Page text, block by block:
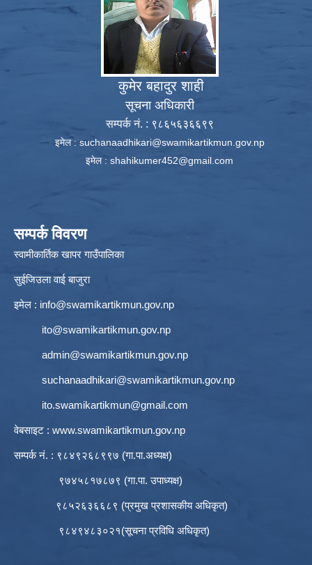
कुमेर बहादुर शाही
सूचना अधिकारी
सम्पर्क नं. : ९८६५६३६६९९
इमेल : suchanaadhikari@swamikartikmun.gov.np
इमेल : shahikumer452@gmail.com
सम्पर्क विवरण
स्वामीकार्तिक खापर गाउँपालिका
सुईजिउला वाई बाजुरा
इमेल : info@swamikartikmun.gov.np
ito@swamikartikmun.gov.np
admin@swamikartikmun.gov.np
suchanaadhikari@swamikartikmun.gov.np
ito.swamikartikmun@gmail.com
वेबसाइट : www.swamikartikmun.gov.np
सम्पर्क नं. : ९८४९२६८९९७ (गा.पा.अध्यक्ष)
९७४५८१७८७९ (गा.पा. उपाध्यक्ष)
९८५२६३६६८९ (प्रमुख प्रशासकीय अधिकृत)
९८४९४८३०२१(सूचना प्रविधि अधिकृत)